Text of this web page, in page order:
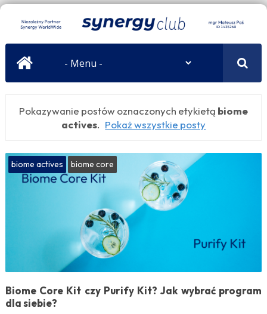
Pokazywanie postów oznaczonych etykietą biome
actives. Pokaż wszystkie posty
biome actives biome core
Biome Core Kit czy Purify Kit? Jak wybrać program
dla siebie?